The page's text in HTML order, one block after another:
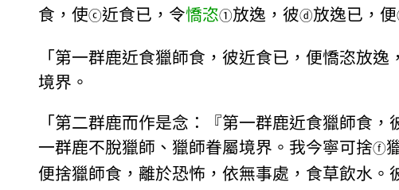
食，使ⓒ近食已，令憍恣①放逸，彼ⓓ放逸已，便
「第一群鹿近食獵師食，彼近食已，便憍恣放
境界。
「第二群鹿而作是念：『第一群鹿近食獵師食
一群鹿不脫獵師、獵師眷屬境界。我今寧可捨ⓕ
便捨獵師食，離於恐怖，依無事處，食草飲水。